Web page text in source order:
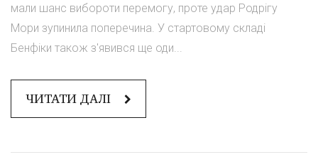
мали шанс вибороти перемогу, проте удар Родрігу
Мори зупинила поперечина. У стартовому складі
Бенфіки також з'явився ще оди...
ЧИТАТИ ДАЛІ